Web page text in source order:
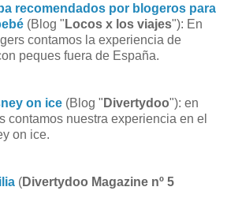
recomendados por blogeros para
(Blog " Locos x los viajes"): En
contamos la experiencia de
peques fuera de España.
on ice (Blog " Divertydoo"): en
contamos nuestra experiencia en el
on ice.
(Divertydoo Magazine nº 5